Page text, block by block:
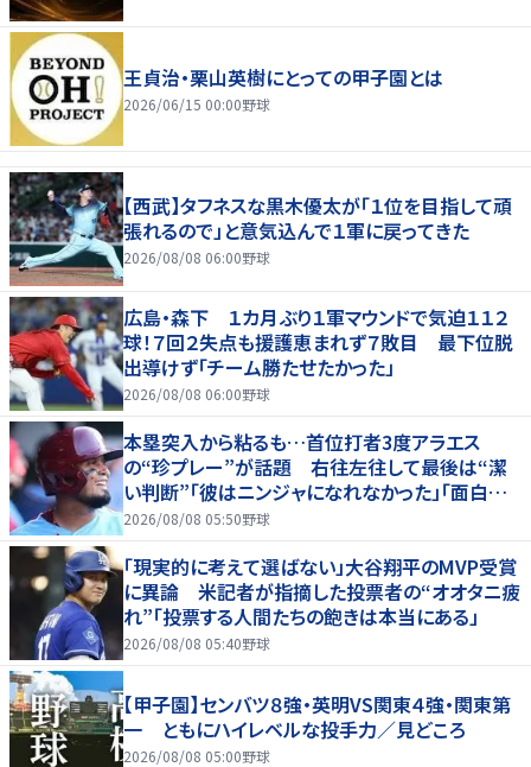
王貞治・栗山英樹にとっての甲子園とは
2026/06/15 00:00野球
【西武】タフネスな黒木優太が「１位を目指して頑
張れるので」と意気込んで１軍に戻ってきた
2026/08/08 06:00野球
広島・森下 １カ月ぶり１軍マウンドで気迫１１２
球！７回２失点も援護恵まれず７敗目 最下位脱
出導けず「チーム勝たせたかった」
2026/08/08 06:00野球
本塁突入から粘るも…首位打者3度アラエス
の“珍プレー”が話題 右往左往して最後は“潔
い判断”「彼はニンジャになれなかった」「面白すぎ
る」
2026/08/08 05:50野球
「現実的に考えて選ばない」大谷翔平のMVP受賞
に異論 米記者が指摘した投票者の“オオタニ疲
れ”「投票する人間たちの飽きは本当にある」
2026/08/08 05:40野球
【甲子園】センバツ８強・英明VS関東４強・関東第
一 ともにハイレベルな投手力／見どころ
2026/08/08 05:00野球